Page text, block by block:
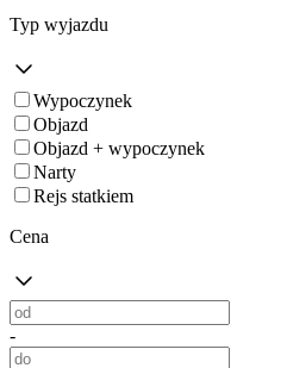
Typ wyjazdu
Wypoczynek
Objazd
Objazd + wypoczynek
Narty
Rejs statkiem
Cena
-